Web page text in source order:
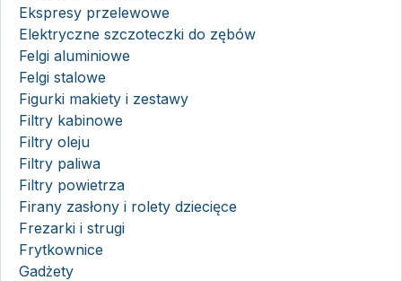
Ekspresy przelewowe
Elektryczne szczoteczki do zębów
Felgi aluminiowe
Felgi stalowe
Figurki makiety i zestawy
Filtry kabinowe
Filtry oleju
Filtry paliwa
Filtry powietrza
Firany zasłony i rolety dziecięce
Frezarki i strugi
Frytkownice
Gadżety